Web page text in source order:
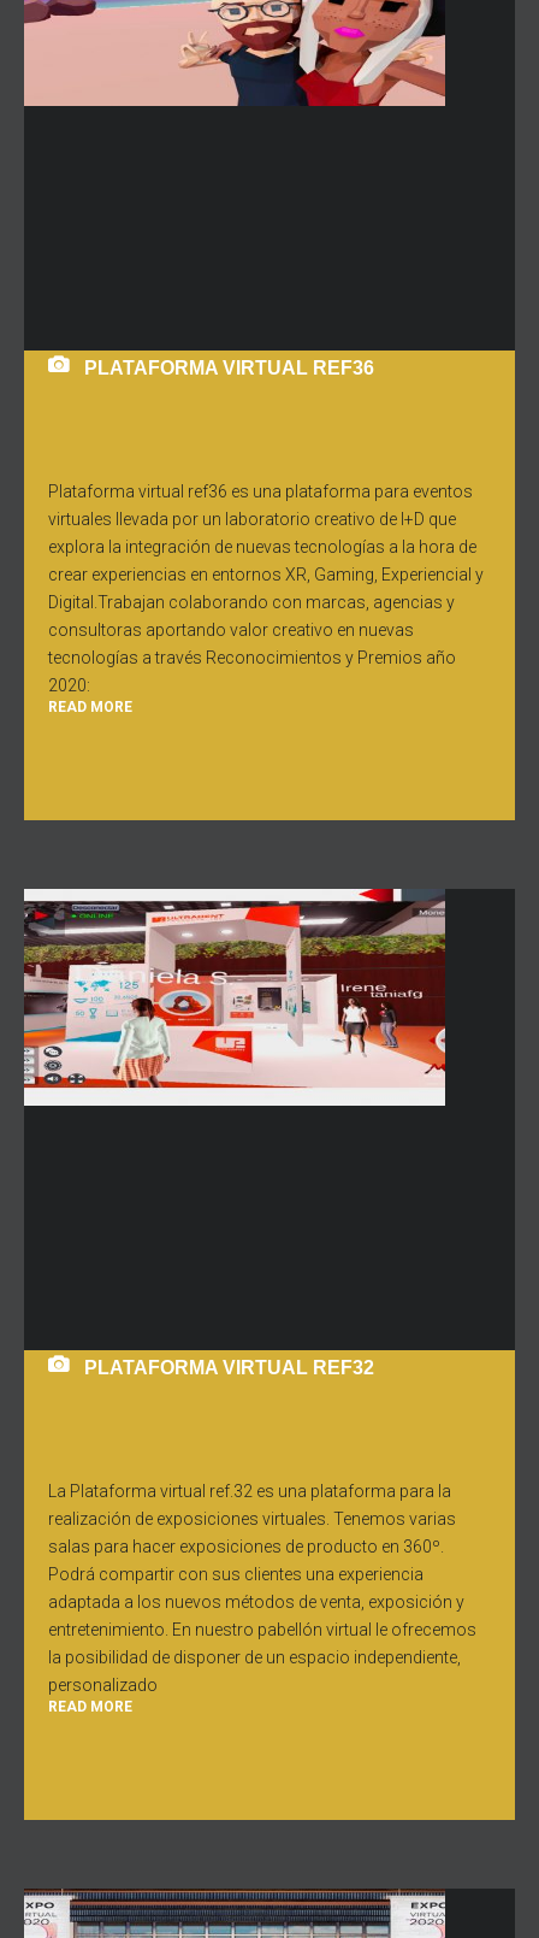
PLATAFORMA VIRTUAL REF36
Plataforma virtual ref36 es una plataforma para eventos
virtuales llevada por un laboratorio creativo de I+D que
explora la integración de nuevas tecnologías a la hora de
crear experiencias en entornos XR, Gaming, Experiencial y
Digital.Trabajan colaborando con marcas, agencias y
consultoras aportando valor creativo en nuevas
tecnologías a través Reconocimientos y Premios año
2020:
READ MORE
PLATAFORMA VIRTUAL REF32
La Plataforma virtual ref.32 es una plataforma para la
realización de exposiciones virtuales. Tenemos varias
salas para hacer exposiciones de producto en 360º.
Podrá compartir con sus clientes una experiencia
adaptada a los nuevos métodos de venta, exposición y
entretenimiento. En nuestro pabellón virtual le ofrecemos
la posibilidad de disponer de un espacio independiente,
personalizado
READ MORE